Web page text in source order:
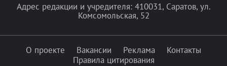
Адрес редакции и учредителя: 410031, Саратов, ул.
Комсомольская, 52
О проекте Вакансии Реклама
Контакты
Правила цитирования